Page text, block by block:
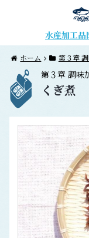
水産加工品
ホーム 第３章
第３章 調味
くぎ煮